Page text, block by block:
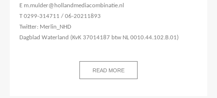
E m.mulder@hollandmediacombinatie.nl
T 0299-314711 / 06-20211893
Twitter: Merlin_NHD
Dagblad Waterland ( KvK 37014187 btw NL 0010.44.102.B.01)
READ MORE